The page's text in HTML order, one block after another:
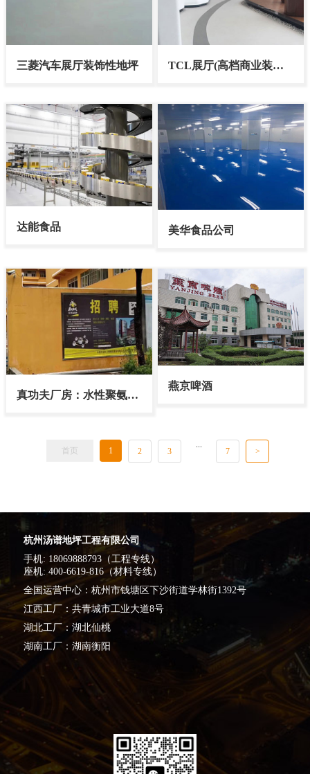
三菱汽车展厅装饰性地坪
TCL展厅(高档商业装饰
达能食品 美华食品公司
真功夫厂房：水性聚氨酯
燕京啤酒
首页 1 2 3
...
7 >
杭州汤谱地坪工程有限公司
手机: 18069888793（工程专线）
座机: 400-6619-816（材料专线）
全国运营中心：杭州市钱塘区下沙街道学林街1392号
江西工厂：共青城市工业大道8号
湖北工厂：湖北仙桃
湖南工厂：湖南衡阳